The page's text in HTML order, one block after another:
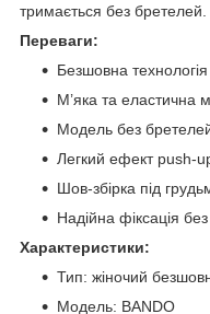
тримається без бретелей.
Переваги:
Безшовна
М’яка та еластична
Модель без
Легкий ефект push-
Шов-збірка під
Надійна фіксація
Характеристики:
Тип: жіночий
Модель: BANDO